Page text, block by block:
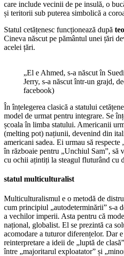
care include vecinii de pe insulă, o
și teritorii sub puterea simbolică a
Statul cetățenesc funcționează după
Cineva născut pe pământul unei țări
acelei țări.
„El e Ahmed, s-a născut în
Jerry, s-a născut într-un grajd,
facebook)
În înțelegerea clasică a statului
model de urmat pentru integrare. Se
școala în limba statului. Americanii
(melting pot) națiunii, devenind din
americani sadea. Ei urmau să
în războaie pentru „Unchiul Sam”, să
cu ochii ațintiți la steagul fluturând cu
statul multiculturalist
Multiculturalismul e o metodă de
cum principiul „autodeterminării” s-a
a vechilor imperii. Asta pentru că
național, globalist. El se prezintă ca
acomodare a tuturor diferențelor. Dar
reinterpretare a ideii de „luptă de
între „majoritarul exploatator” și